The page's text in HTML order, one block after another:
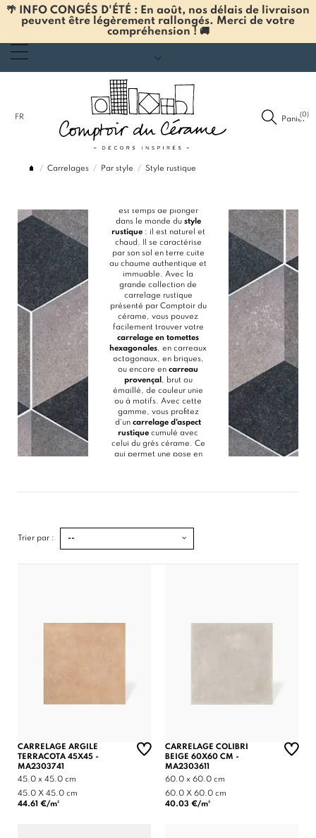
🌴 INFO CONGÉS D'ÉTÉ : En août, nos délais de livraison
peuvent être légèrement rallongés. Merci de votre
compréhension ! 🚚
FR Panier
(0)
Carrelages Par style Style rustique
STYLE
RUSTIQUE
nostalgie des intérieurs
est temps de plonger
dans le monde du style
rustique: il est naturel et
chaud. Il se caractérise
par son sol en terre cuite
au chaume authentique et
immuable. Avec la
grande collection de
carrelage rustique
présenté par Comptoir du
cérame, vous pouvez
facilement trouver votre
carrelage en tomettes
hexagonales, en carreaux
octogonaux, en briques,
ou encore en carreau
provençal , brut ou
émaillé, de couleur unie
ou à motifs. Avec cette
gamme, vous profitez
d'un carrelage d'aspect
rustique cumulé avec
celui du grès cérame. Ce
qui permet une pose en
faïence, aux reliefs
subtilement irréguliers
ainsi que d'autres
Trier par : --
CARRELAGE ARGILE
TERRACOTA 45X45 -
MA2303741
45.0 x 45.0 cm
45.0 X 45.0 cm
44.61 €/m²
CARRELAGE COLIBRI
BEIGE 60X60 CM -
MA2303611
60.0 x 60.0 cm
60.0 X 60.0 cm
40.03 €/m²